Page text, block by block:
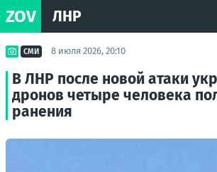
ZOV ЛНР
СМИ 8 июля 2026, 20:10
В ЛНР после новой атаки
дронов четыре человека
ранения